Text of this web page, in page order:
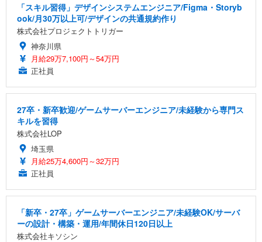
「スキル習得」デザインシステムエンジニア/Figma・Storyb
ook/月30万以上可/デザインの共通規約作り
株式会社プロジェクトトリガー
神奈川県
月給29万7,100円～54万円
正社員
27卒・新卒歓迎/ゲームサーバーエンジニア/未経験から専門ス
キルを習得
株式会社LOP
埼玉県
月給25万4,600円～32万円
正社員
「新卒・27卒」ゲームサーバーエンジニア/未経験OK/サーバ
ーの設計・構築・運用/年間休日120日以上
株式会社キソシン